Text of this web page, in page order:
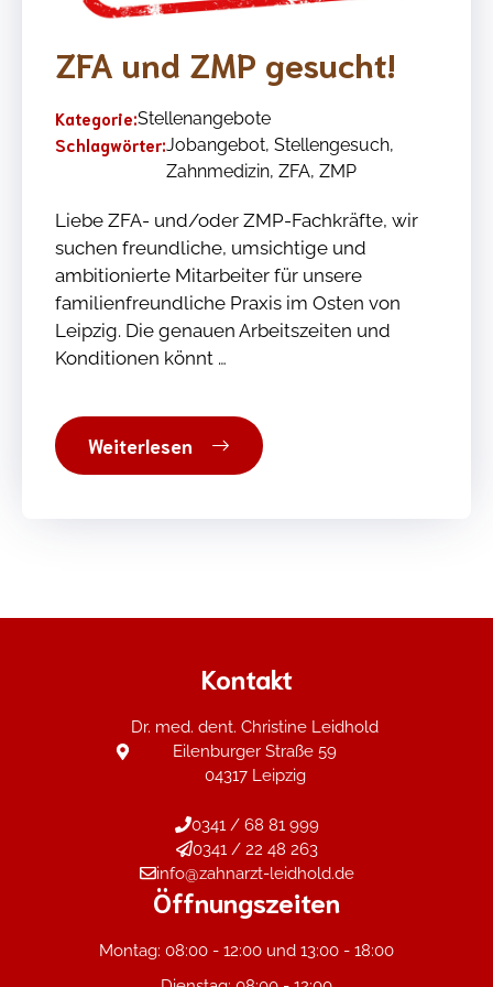
ZFA und ZMP gesucht!
Kategorie:Stellenangebote
Schlagwörter:Jobangebot, Stellengesuch,
Zahnmedizin, ZFA, ZMP
Liebe ZFA- und/oder ZMP-Fachkräfte, wir
suchen freundliche, umsichtige und
ambitionierte Mitarbeiter für unsere
familienfreundliche Praxis im Osten von
Leipzig. Die genauen Arbeitszeiten und
Konditionen könnt …
Weiterlesen
Kontakt
Dr. med. dent. Christine Leidhold
Eilenburger Straße 59
04317 Leipzig
0341 / 68 81 999
0341 / 22 48 263
info@zahnarzt-leidhold.de
Öffnungszeiten
Montag: 08:00 - 12:00 und 13:00 - 18:00